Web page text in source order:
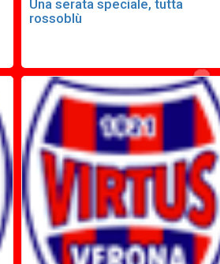
Una serata speciale, tutta
rossoblù